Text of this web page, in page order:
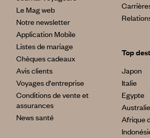
Le Mag web
Notre newsletter
Application Mobile
Listes de mariage
Chèques cadeaux
Avis clients
Voyages d'entreprise
Conditions de vente et
assurances
News santé
Top
Japon
Italie
Egypte
Australie
Afrique